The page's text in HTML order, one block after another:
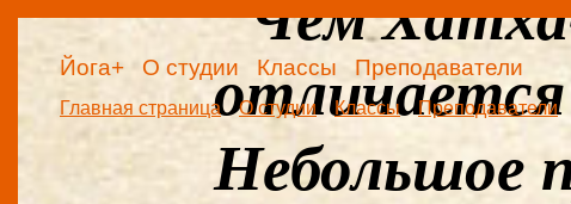
Йога+ О студии Классы Преподаватели
Главная страница О студии Классы Преподаватели
"Чем
Небольшое